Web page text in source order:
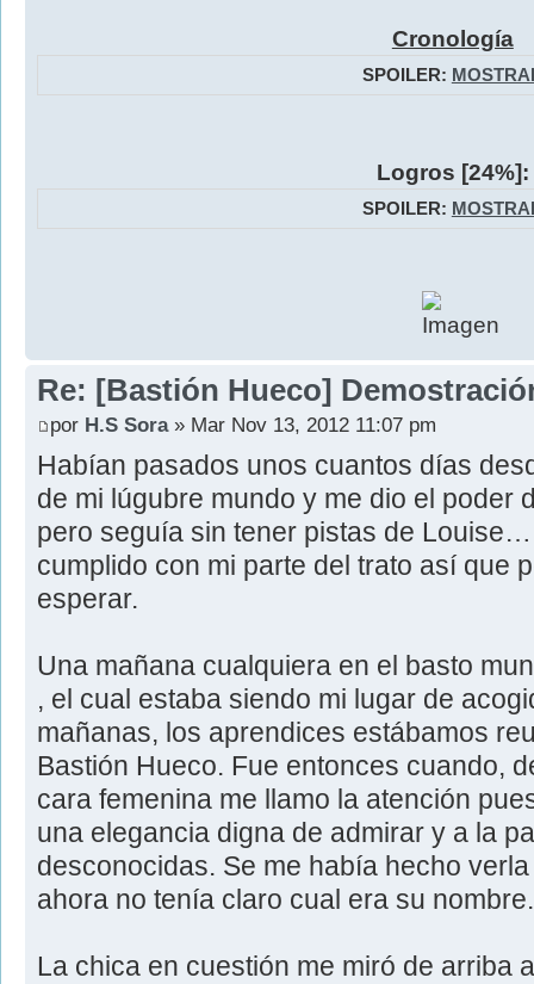
Cronología
SPOILER:
Logros [24%]:
SPOILER:
Re: [Bastión Hueco]
por H.S Sora» Mar Nov 13, 2012 11:07 pm
Habían pasados unos cuantos días
de mi lúgubre mundo y me dio el poder
pero seguía sin tener pistas de
cumplido con mi parte del trato así que
esperar.
Una mañana cualquiera en el basto
, el cual estaba siendo mi lugar de
mañanas, los aprendices estábamos
Bastión Hueco. Fue entonces cuando,
cara femenina me llamo la atención
una elegancia digna de admirar y a la
desconocidas. Se me había hecho
ahora no tenía claro cual era su nombre.
La chica en cuestión me miró de arriba